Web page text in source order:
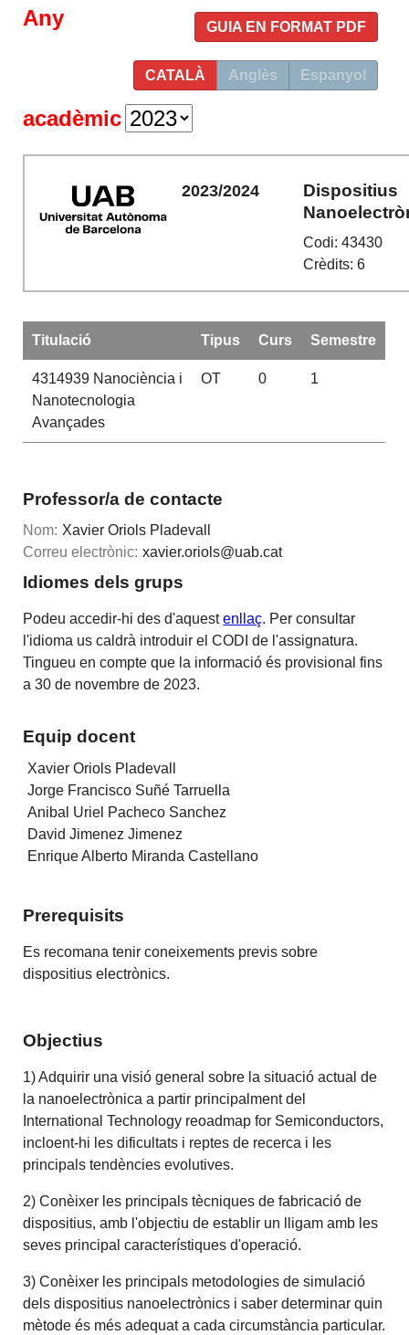
GUIA EN FORMAT PDF
CATALÀ Anglès Espanyol
Any
acadèmic
2023/2024
Dispositius
Codi: 43430
Crèdits: 6
Titulació Tipus Curs Semestre
4314939Nanociència i
Nanotecnologia
Avançades
OT 0 1
Professor/a de contacte
Nom: Xavier Oriols Pladevall
Correu electrònic: xavier.oriols@uab.cat
Idiomes dels grups
Podeu accedir-hi des d'aquestenllaç. Per consultar
l'idioma us caldrà introduir el CODI de l'assignatura.
Tingueu en compte que la informació és provisional fins
a 30 de novembre de 2023.
Equip docent
Xavier Oriols Pladevall
Jorge Francisco Suñé Tarruella
Anibal Uriel Pacheco Sanchez
David Jimenez Jimenez
Enrique Alberto Miranda Castellano
Prerequisits
Es recomana tenir coneixements previs sobre
dispositius electrònics.
Objectius
1) Adquirir una visió general sobre la situació actual de
la nanoelectrònica a partir principalment del
International Technology reoadmap for Semiconductors,
incloent-hi les dificultats i reptes de recerca i les
principals tendències evolutives.
2) Conèixer les principals tècniques de fabricació de
dispositius, amb l'objectiu de establir un lligam amb les
seves principal característiques d'operació.
3) Conèixer les principals metodologies de simulació
dels dispositius nanoelectrònics i saber determinar quin
mètode és més adequat a cada circumstància particular.